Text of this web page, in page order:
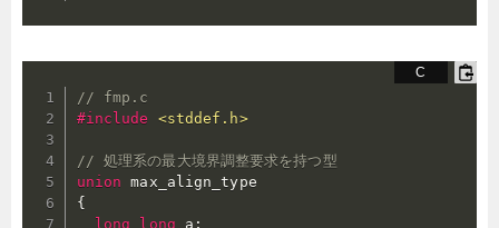
// fmp.c
#include <stddef.h>
// 処理系の最大境界調整要求を持つ型
union
{
long
long a ;